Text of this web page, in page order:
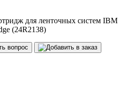
для ленточных систем IBM
(24R2138)